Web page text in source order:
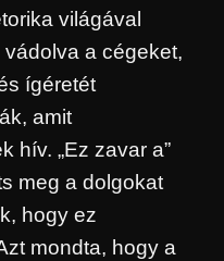
világával
vádolva a cégeket,
ígéretét
amit
hív. „Ez zavar a”
meg a dolgokat
hogy ez
mondta, hogy a